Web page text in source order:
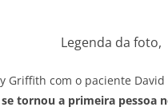
Legenda da foto,
Griffith com o paciente
tornou a primeira pessoa